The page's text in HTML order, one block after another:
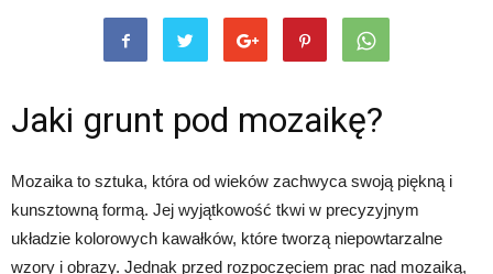
Jaki grunt pod mozaikę?
Mozaika to sztuka, która od wieków zachwyca swoją piękną i
kunsztowną formą. Jej wyjątkowość tkwi w precyzyjnym
układzie kolorowych kawałków, które tworzą niepowtarzalne
wzory i obrazy. Jednak przed rozpoczęciem prac nad mozaiką,